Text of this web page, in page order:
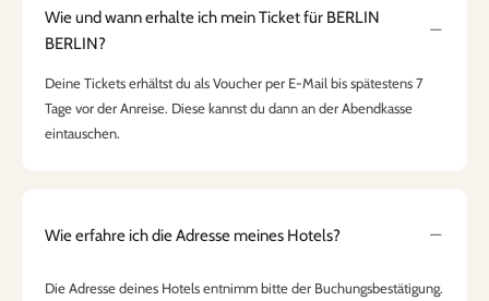
Wie und wann erhalte ich mein Ticket für BERLIN
BERLIN?
Deine Tickets erhältst du als Voucher per E-Mail bis spätestens 7
Tage vor der Anreise. Diese kannst du dann an der Abendkasse
eintauschen.
Wie erfahre ich die Adresse meines Hotels?
Die Adresse deines Hotels entnimm bitte der Buchungsbestätigung.